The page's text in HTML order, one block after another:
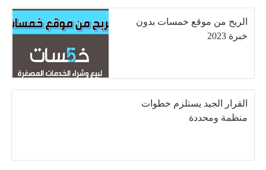
الربح من موقع خمسات بدون
خبرة 2023
القرار الجيد يستلزم خطوات
منظمة ومحددة